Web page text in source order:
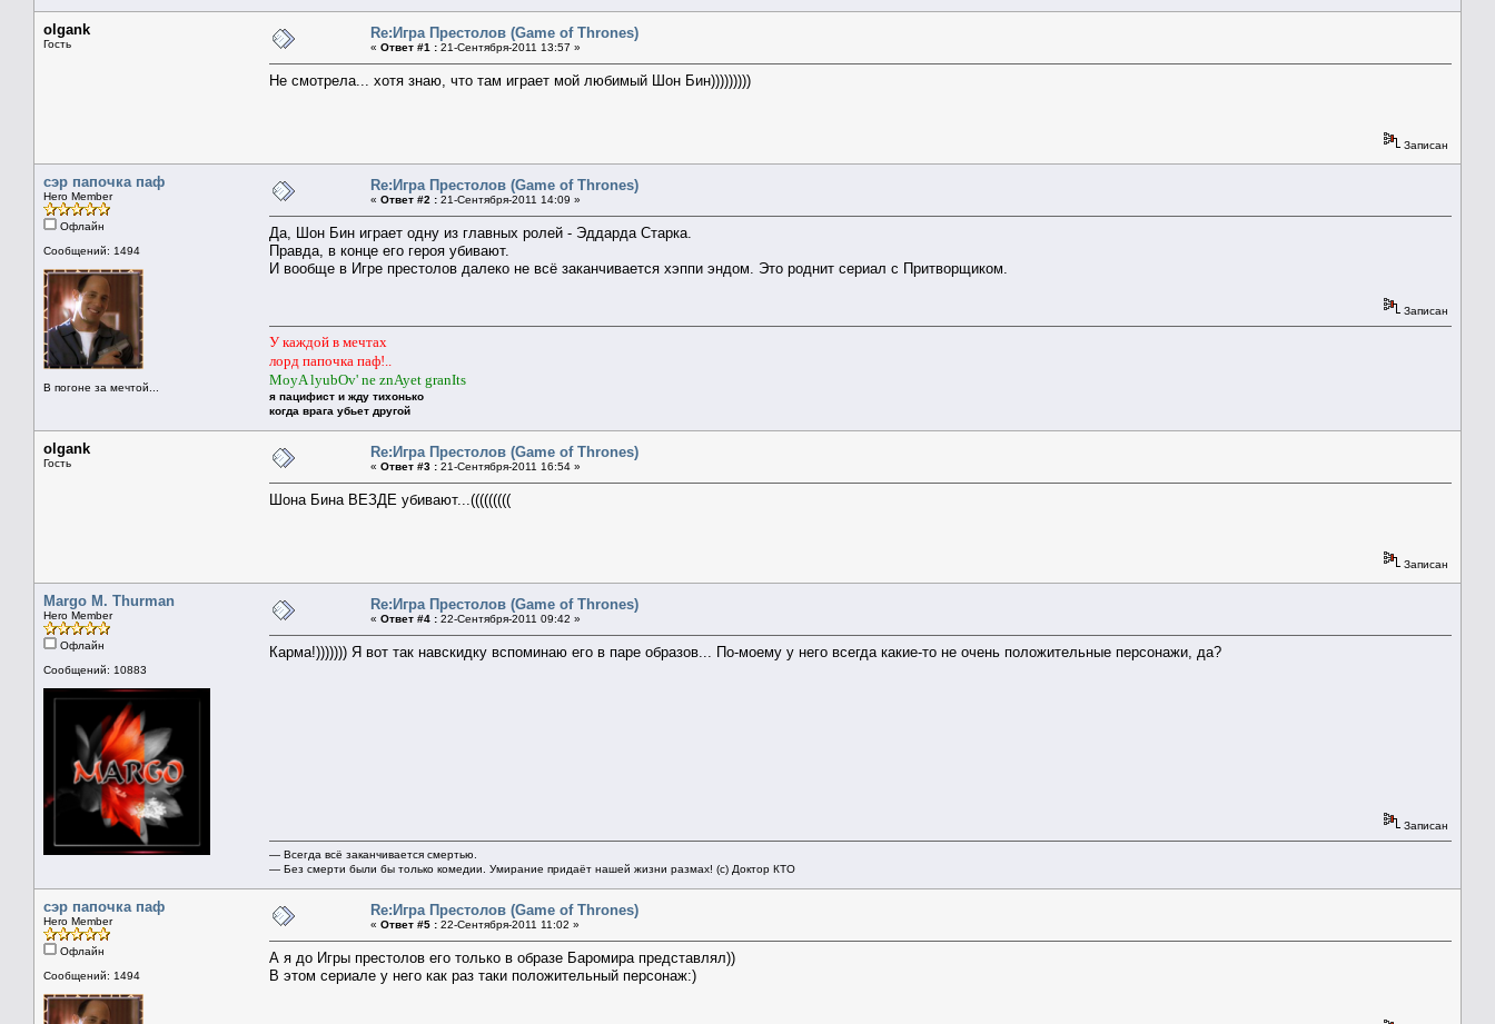
olgank
Гость
Re:Игра Престолов (Game of Thrones)
« Ответ #1 : 21-Сентября-2011 13:57 »
Не смотрела... хотя знаю, что там играет мой любимый Шон Бин)))))))))
Записан
сэр папочка паф
Hero Member
Офлайн
Сообщений: 1494
В погоне за мечтой...
Re:Игра Престолов (Game of Thrones)
« Ответ #2 : 21-Сентября-2011 14:09 »
Да, Шон Бин играет одну из главных ролей - Эддарда Старка.
Правда, в конце его героя убивают.
И вообще в Игре престолов далеко не всё заканчивается хэппи эндом. Это роднит сериал с Притворщиком.
Записан
У каждой в мечтах
лорд папочка паф!..
MoyA lyubOv' ne znAyet granIts
я пацифист и жду тихонько
когда врага убьет другой
olgank
Гость
Re:Игра Престолов (Game of Thrones)
« Ответ #3 : 21-Сентября-2011 16:54 »
Шона Бина ВЕЗДЕ убивают...(((((((((
Записан
Margo M. Thurman
Hero Member
Офлайн
Сообщений: 10883
Re:Игра Престолов (Game of Thrones)
« Ответ #4 : 22-Сентября-2011 09:42 »
Карма!))))))) Я вот так навскидку вспоминаю его в паре образов... По-моему у него всегда какие-то не очень положительные персонажи, да?
Записан
— Всегда всё заканчивается смертью.
— Без смерти были бы только комедии. Умирание придаёт нашей жизни размах! (с) Доктор КТО
сэр папочка паф
Hero Member
Офлайн
Сообщений: 1494
Re:Игра Престолов (Game of Thrones)
« Ответ #5 : 22-Сентября-2011 11:02 »
А я до Игры престолов его только в образе Баромира представлял))
В этом сериале у него как раз таки положительный персонаж:)